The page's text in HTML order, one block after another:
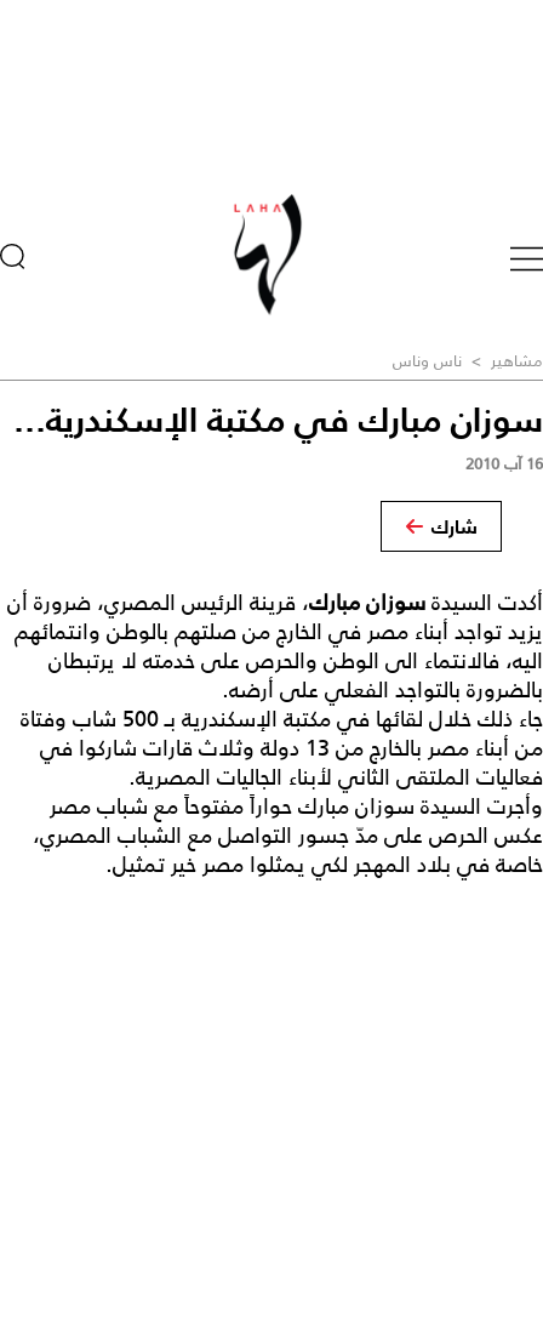
مشاهير > ناس وناس
سوزان مبارك في مكتبة الإسكندرية...
16 آب 2010
شارك
أكدت السيدةسوزان مبارك، قرينة الرئيس المصري، ضرورة أن
يزيد تواجد أبناء مصر في الخارج من صلتهم بالوطن وانتمائهم
اليه، فالانتماء الى الوطن والحرص على خدمته لا يرتبطان
بالضرورة بالتواجد الفعلي على أرضه.
جاء ذلك خلال لقائها في مكتبة الإسكندرية بـ 500 شاب وفتاة
من أبناء مصر بالخارج من 13 دولة وثلاث قارات شاركوا في
فعاليات الملتقى الثاني لأبناء الجاليات المصرية.
وأجرت السيدة سوزان مبارك حواراً مفتوحاً مع شباب مصر
عكس الحرص على مدّ جسور التواصل مع الشباب المصري،
خاصة في بلاد المهجر لكي يمثلوا مصر خير تمثيل.